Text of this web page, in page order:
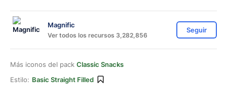
Magnific
Ver todos los recursos 3,282,856
Seguir
Más iconos del pack Classic Snacks
Estilo: Basic Straight Filled